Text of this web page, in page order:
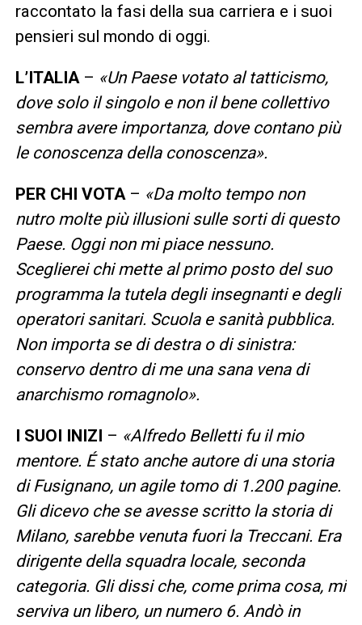
raccontato la fasi della sua carriera e i suoi
pensieri sul mondo di oggi.
L’ITALIA– «Un Paese votato al tatticismo,
dove solo il singolo e non il bene collettivo
sembra avere importanza, dove contano più
le conoscenza della conoscenza».
PER CHI VOTA– «Da molto tempo non
nutro molte più illusioni sulle sorti di questo
Paese. Oggi non mi piace nessuno.
Sceglierei chi mette al primo posto del suo
programma la tutela degli insegnanti e degli
operatori sanitari. Scuola e sanità pubblica.
Non importa se di destra o di sinistra:
conservo dentro di me una sana vena di
anarchismo romagnolo».
I SUOI INIZI – «Alfredo Belletti fu il mio
mentore. É stato anche autore di una storia
di Fusignano, un agile tomo di 1.200 pagine.
Gli dicevo che se avesse scritto la storia di
Milano, sarebbe venuta fuori la Treccani. Era
dirigente della squadra locale, seconda
categoria. Gli dissi che, come prima cosa, mi
serviva un libero, un numero 6. Andò in